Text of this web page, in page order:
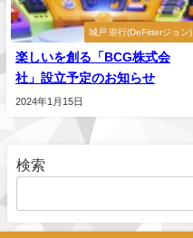
城戸 崇行(DeFitterジョン)
楽しいを創る「BCG株式会
社」設立予定のお知らせ
2024年1月15日
検索